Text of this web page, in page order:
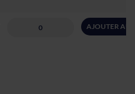
AJOUTER AU